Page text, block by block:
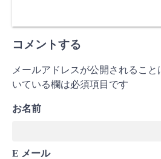
コメントする
メールアドレスが公開されること
いている欄は必須項目です
お名前
E メール